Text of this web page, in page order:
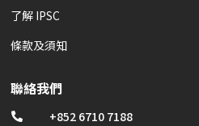
了解 IPSC
條款及須知
聯絡我們
 +852 6710 7188